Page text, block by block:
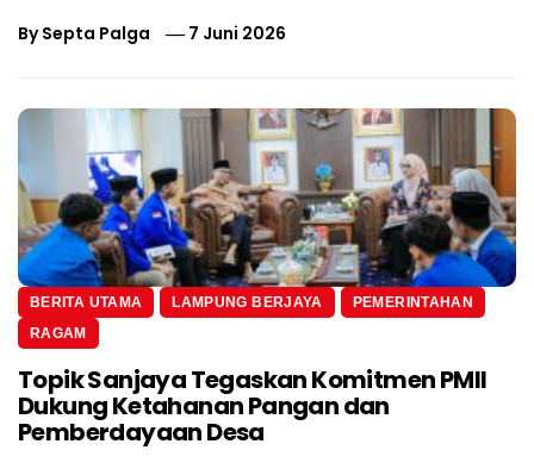
BySepta Palga 7 Juni 2026
BERITA UTAMA LAMPUNG BERJAYA
PEMERINTAHAN
RAGAM
Topik Sanjaya Tegaskan Komitmen PMII
Dukung Ketahanan Pangan dan
Pemberdayaan Desa